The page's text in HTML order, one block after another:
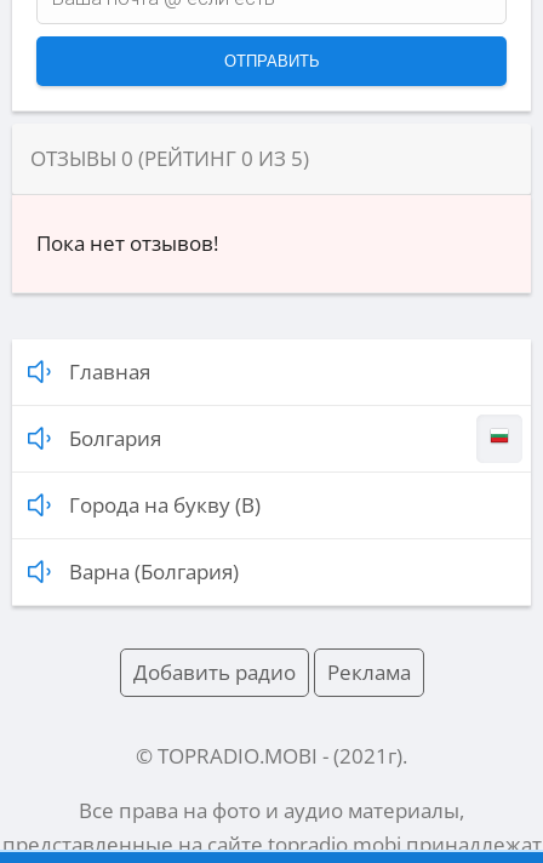
ОТЗЫВЫ 0 (РЕЙТИНГ 0 ИЗ 5)
Пока нет отзывов!
Главная
Болгария
Города на букву (В)
Варна (Болгария)
Добавить радио Реклама
© TOPRADIO.MOBI - (2021 г).
Все права на фото и аудио материалы,
представленные на сайтеtopradio.mobiпринадлежат